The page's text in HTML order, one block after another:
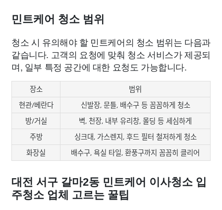
민트케어 청소 범위
청소 시 유의해야 할 민트케어의 청소 범위는 다음과
같습니다. 고객의 요청에 맞춰 청소 서비스가 제공되
며, 일부 특정 공간에 대한 요청도 가능합니다.
장소
범위
현관/베란다
신발장, 문틀, 배수구 등 꼼꼼하게 청소
방/거실
벽, 천장, 내부 유리창, 몰딩 등 세심하게
주방
싱크대, 가스렌지, 후드 필터 철저하게 청소
화장실
배수구, 욕실 타일, 환풍구까지 꼼꼼히 클리어
대전 서구 갈마2동 민트케어 이사청소 입
주청소 업체 고르는 꿀팁